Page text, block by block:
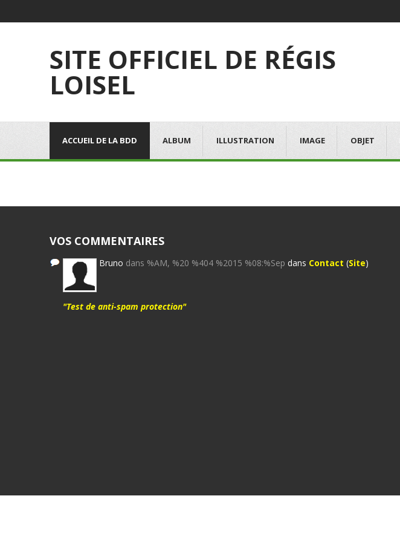
SITE OFFICIEL DE RÉGIS
LOISEL
ACCUEIL DE LA BDD ALBUM ILLUSTRATION IMAGE OBJET
VOS COMMENTAIRES
Bruno dans %AM, %20 %404 %2015 %08:%Sep dans Contact (Site)
"Test de anti-spam protection"